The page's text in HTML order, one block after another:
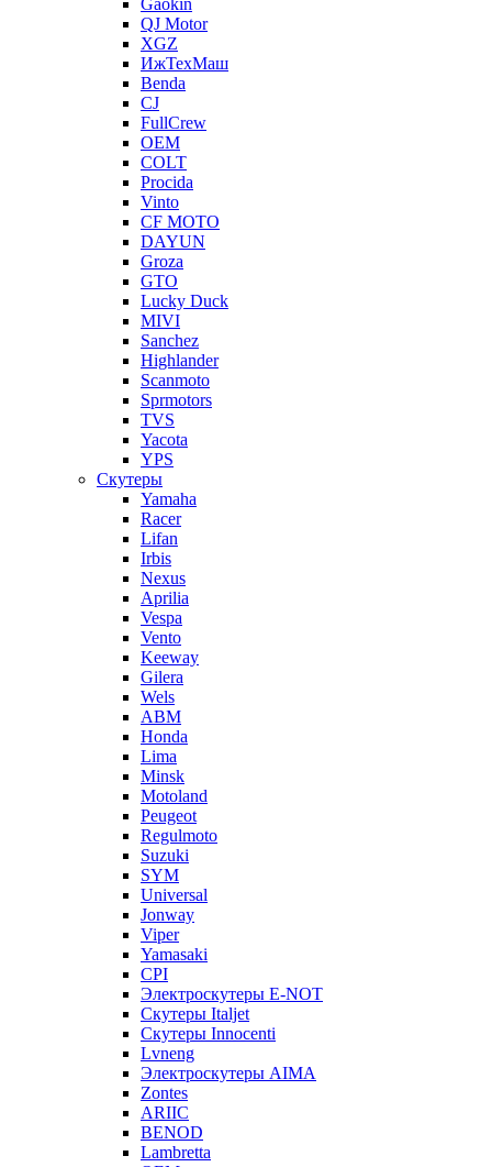
Gaokin
QJ Motor
XGZ
ИжТехМаш
Benda
CJ
FullCrew
OEM
COLT
Procida
Vinto
CF MOTO
DAYUN
Groza
GTO
Lucky Duck
MIVI
Sanchez
Highlander
Scanmoto
Sprmotors
TVS
Yacota
YPS
Скутеры
Yamaha
Racer
Lifan
Irbis
Nexus
Aprilia
Vespa
Vento
Keeway
Gilera
Wels
ABM
Honda
Lima
Minsk
Motoland
Peugeot
Regulmoto
Suzuki
SYM
Universal
Jonway
Viper
Yamasaki
CPI
Электроскутеры E-NOT
Скутеры Italjet
Скутеры Innocenti
Lvneng
Электроскутеры AIMA
Zontes
ARIIC
BENOD
Lambretta